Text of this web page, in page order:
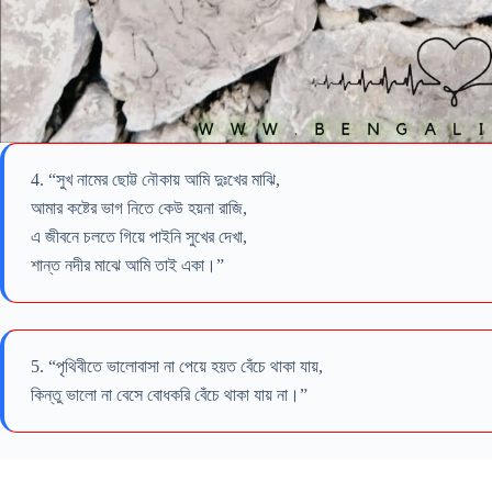
4. “সুখ নামের ছোট্ট নৌকায় আমি দুঃখের মাঝি,
আমার কষ্টের ভাগ নিতে কেউ হয়না রাজি,
এ জীবনে চলতে গিয়ে পাইনি সুখের দেখা,
শান্ত নদীর মাঝে আমি তাই একা।”
5. “পৃথিবীতে ভালোবাসা না পেয়ে হয়ত বেঁচে থাকা যায়,
কিন্তু ভালো না বেসে বোধকরি বেঁচে থাকা যায় না।”